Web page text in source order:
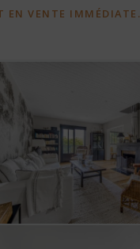
EN VENTE IMMÉDIATE.